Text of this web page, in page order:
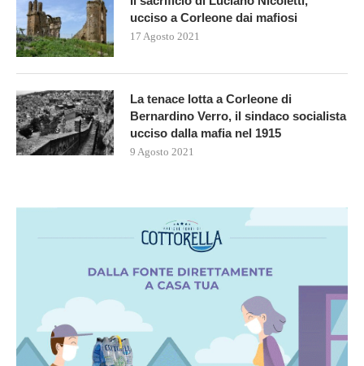
ucciso a Corleone dai mafiosi
17 Agosto 2021
La tenace lotta a Corleone di
Bernardino Verro, il sindaco socialista
ucciso dalla mafia nel 1915
9 Agosto 2021